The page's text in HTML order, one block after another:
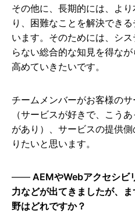
その他に、長期的には、よ
り、困難なことを解決でき
います。そのためには、シ
らない総合的な知見を得な
高めていきたいです。
チームメンバーがお客様の
（サービスが好きで、こう
があり）、サービスの提供
りたいと思います。
AEMやWebアクセシビ
力などが出てきましたが、
野はどれですか？